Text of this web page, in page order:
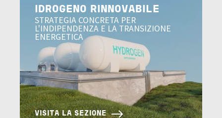
IDROGENO RINNOVABILE
STRATEGIA CONCRETA PER
L'INDIPENDENZA E LA TRANSIZIONE
ENERGETICA
VISITA LA SEZIONE